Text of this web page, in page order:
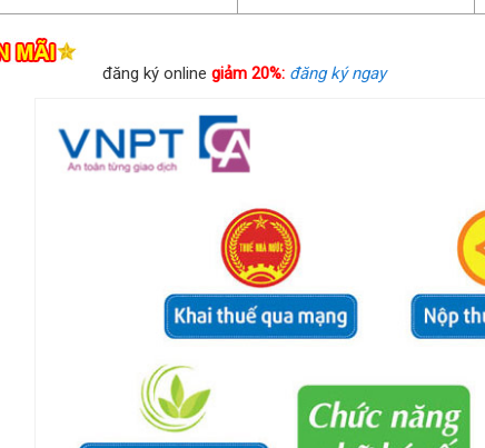
đăng ký online giảm 20%: đăng ký ngay